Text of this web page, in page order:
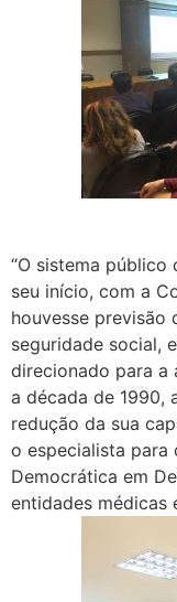
“O sistema público
seu início, com a
houvesse previsão
seguridade social,
direcionado para a
a década de 1990,
redução da sua
o especialista para
Democrática em
entidades médicas